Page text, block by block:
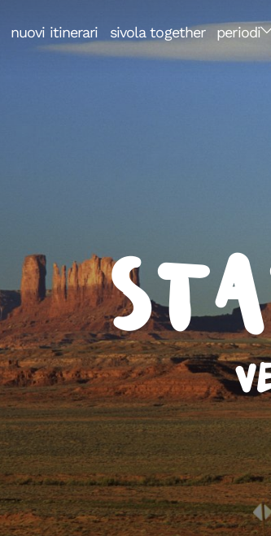
nuovi itinerari sivola together periodi